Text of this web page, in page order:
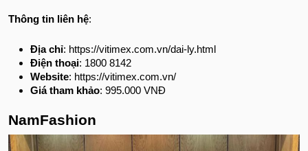
Thông tin liên hệ:
Địa chỉ: https://vitimex.com.vn/dai-ly.html
Điện thoại: 1800 8142
Website: https://vitimex.com.vn/
Giá tham khảo: 995.000 VNĐ
NamFashion